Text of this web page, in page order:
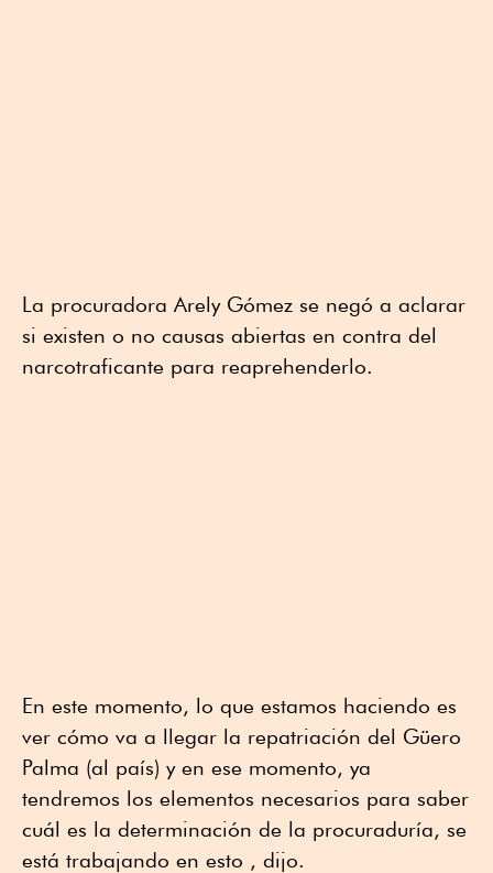
La procuradora Arely Gómez se negó a aclarar
si existen o no causas abiertas en contra del
narcotraficante para reaprehenderlo.
En este momento, lo que estamos haciendo es
ver cómo va a llegar la repatriación del Güero
Palma (al país) y en ese momento, ya
tendremos los elementos necesarios para saber
cuál es la determinación de la procuraduría, se
está trabajando en esto , dijo.